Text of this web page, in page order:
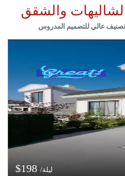
الشاليهات والشقق
عالي للتصميم المدروس
$198 /ليلة